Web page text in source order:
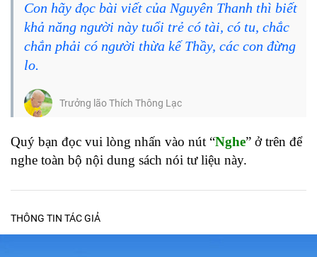
Con hãy đọc bài viết của Nguyên Thanh thì biết
khả năng người này tuổi trẻ có tài, có tu, chắc
chắn phải có người thừa kế Thầy, các con đừng
lo.
Trưởng lão Thích Thông Lạc
Quý bạn đọc vui lòng nhấn vào nút “Nghe” ở trên để
nghe toàn bộ nội dung sách nói tư liệu này.
THÔNG TIN TÁC GIẢ